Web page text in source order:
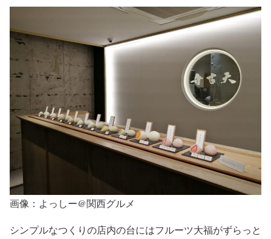
画像：よっしー@関西グルメ
シンプルなつくりの店内の台にはフルーツ大福がずらっと